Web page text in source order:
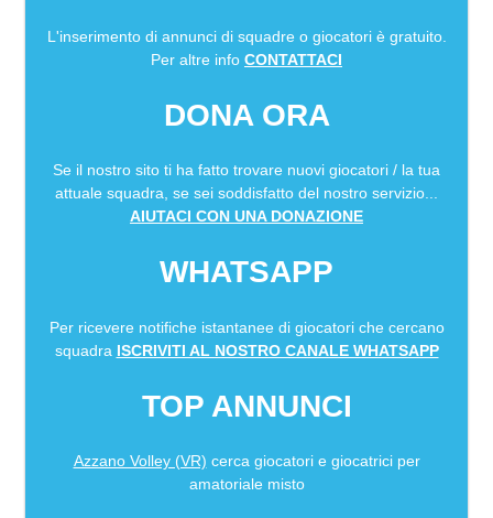
L'inserimento di annunci di squadre o giocatori è gratuito.
Per altre info CONTATTACI
DONA ORA
Se il nostro sito ti ha fatto trovare nuovi giocatori / la tua
attuale squadra, se sei soddisfatto del nostro servizio...
AIUTACI CON UNA DONAZIONE
WHATSAPP
Per ricevere notifiche istantanee di giocatori che cercano
squadra ISCRIVITI AL NOSTRO CANALE WHATSAPP
TOP ANNUNCI
Azzano Volley (VR) cerca giocatori e giocatrici per
amatoriale misto